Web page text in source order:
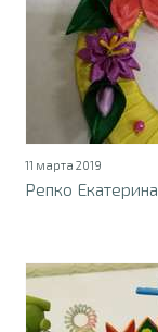
11 марта 2019
Репко Екатерина